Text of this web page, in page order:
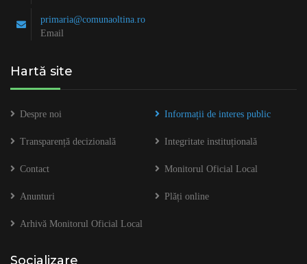
primaria@comunaoltina.ro
Email
Hartă site
Despre noi Informații de interes public
Transparență decizională Integritate instituțională
Contact Monitorul Oficial Local
Anunturi Plăți online
Arhivă Monitorul Oficial Local
Socializare